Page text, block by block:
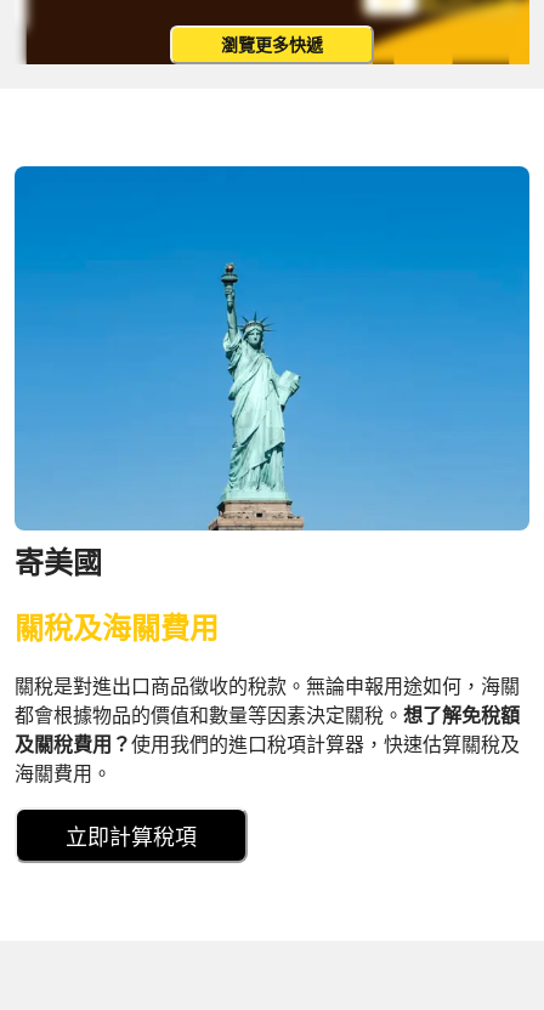
瀏覽更多快遞
寄美國
關稅及海關費用
關稅是對進出口商品徵收的稅款。無論申報用途如何，海關
都會根據物品的價值和數量等因素決定關稅。 想了解免稅額
及關稅費用？使用我們的進口稅項計算器，快速估算關稅及
海關費用。
立即計算稅項